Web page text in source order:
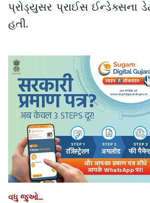
પ્રોડ્યુસર પ્રાઈસ ઈન્ડેક્સના
હતી.
વધુ જુઓ...